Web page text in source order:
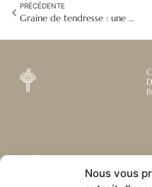
Nous vous
PRÉCÉDENTE
Graine de tendresse : une âme baignée de soleil, un héritage rayonnant
Abonnez-vous à
newsletter